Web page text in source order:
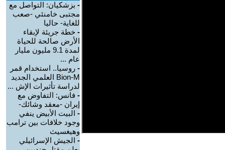
- بزشكيان: التواصل مع
مجتبى خامنئي -صعب
للغاية- حاليا
- خطة جريئة لإبقاء
الأرض صالحة للحياة
لمدة 9.1 مليون مليار
عام ...
- روسيا.. استخدام قمر
Bion-M العلمي الجديد
لدراسة تأثيرات الإش ...
- فانس: التفاوض مع
إيران -معقد وشائك-
- البيت الأبيض ينفي
وجود خلافات بين ترامب
وهيغسيث
- الجيش الإسرائيلي